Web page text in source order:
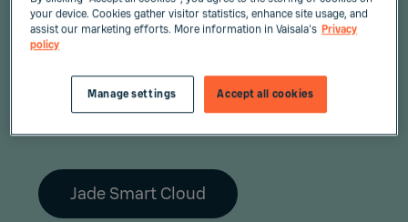
analysez les données historiques et
recevez des alertes pour les situations
opérations, améliorez l'efficacité et prenez
des décisions éclairées grâce à la
surveillance à distance.
Jade Smart Cloud
your device. Cookies gather visitor statistics, enhance site usage, and
assist our marketing efforts. More information in Vaisala's Privacy
policy
Accept all cookies
Manage settings